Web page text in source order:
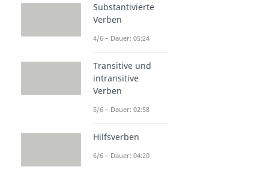
Substantivierte
Verben
4/6 – Dauer: 05:24
Transitive und
intransitive
Verben
5/6 – Dauer: 02:58
Hilfsverben
6/6 – Dauer: 04:20